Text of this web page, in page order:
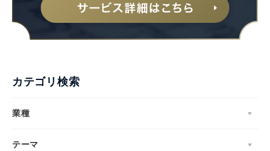
カテゴリ検索
業種
テーマ
English